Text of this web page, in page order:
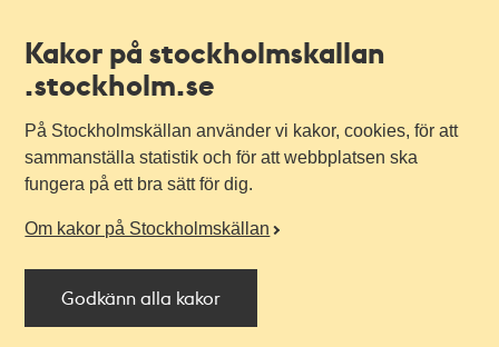
Kakor på stockholmskallan
.stockholm.se
På Stockholmskällan använder vi kakor, cookies, för att
sammanställa statistik och för att webbplatsen ska
fungera på ett bra sätt för dig.
Om kakor på Stockholmskällan
Godkänn alla kakor